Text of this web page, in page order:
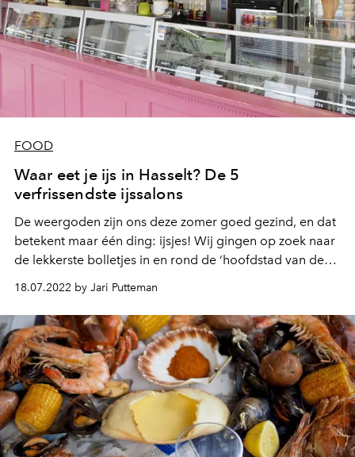
FOOD
Waar eet je ijs in Hasselt? De 5
verfrissendste ijssalons
De weergoden zijn ons deze zomer goed gezind, en dat
betekent maar één ding: ijsjes! Wij gingen op zoek naar
de lekkerste bolletjes in en rond de ‘hoofdstad van de
18.07.2022 by Jari Putteman